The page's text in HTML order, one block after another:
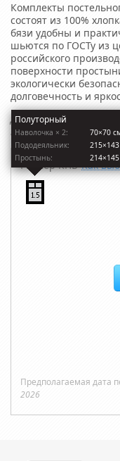
Комплекты
состоят из 100%
бязи удобны и
шьются по ГОСТу из
российского
поверхности
экологически
долговечность и
Данный комплект
компаньоном!
Размер КПБ Как
Полуторный
Наволочкa × 2:
70×70
Пододеяльник:
Простынь:
Предполагаемая дата
2026